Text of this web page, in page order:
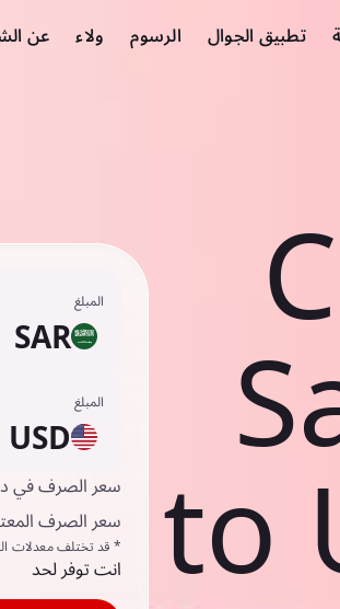
تطبيق الجوال الرسوم ولاء عن
to
المبلغ
SAR
المبلغ
USD
سعر الصرف في
سعر الصرف
* قد تختلف معدلات
انت توفر لحد